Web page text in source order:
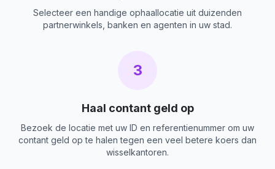
Selecteer een handige ophaallocatie uit duizenden
partnerwinkels, banken en agenten in uw stad.
3
Haal contant geld op
Bezoek de locatie met uw ID en referentienummer om uw
contant geld op te halen tegen een veel betere koers dan
wisselkantoren.